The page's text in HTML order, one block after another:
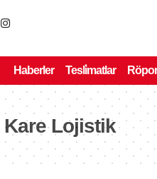
Haberler Tesli̇matlar
Kare Lojistik